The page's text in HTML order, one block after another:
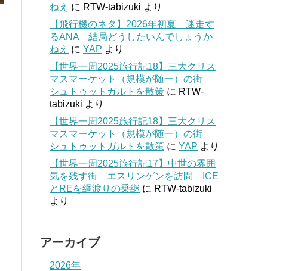
ねえ に RTW-tabizuki より
【飛行機のネタ】2026年初夏 迷走す
るANA 結局どうしたいんでしょうか
ねえ に YAP より
【世界一周2025旅行記18】三大クリス
マスマーケット（規模が随一）の街
シュトゥットガルトを散策 に RTW-
tabizuki より
【世界一周2025旅行記18】三大クリス
マスマーケット（規模が随一）の街
シュトゥットガルトを散策 に YAP より
【世界一周2025旅行記17】中世の雰囲
気を残す街 エスリンゲンを訪問 ICE
とREを綱渡りの乗継 に RTW-tabizuki
より
アーカイブ
2026年